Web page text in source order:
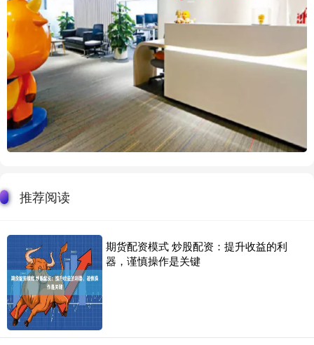
推荐阅读
期货配资模式 炒股配资：提升收益的利
器，谨慎操作是关键